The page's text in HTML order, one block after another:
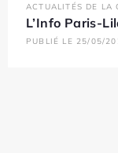
ACTUALITÉS DE LA
L’Info Paris-
PUBLIÉ LE 25/05/